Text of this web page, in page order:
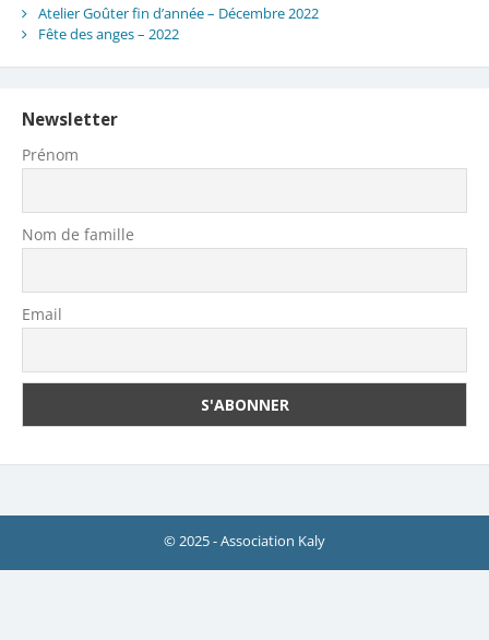
Atelier Goûter fin d’année – Décembre 2022
Fête des anges – 2022
Newsletter
Prénom
Nom de famille
Email
© 2025 - Association Kaly